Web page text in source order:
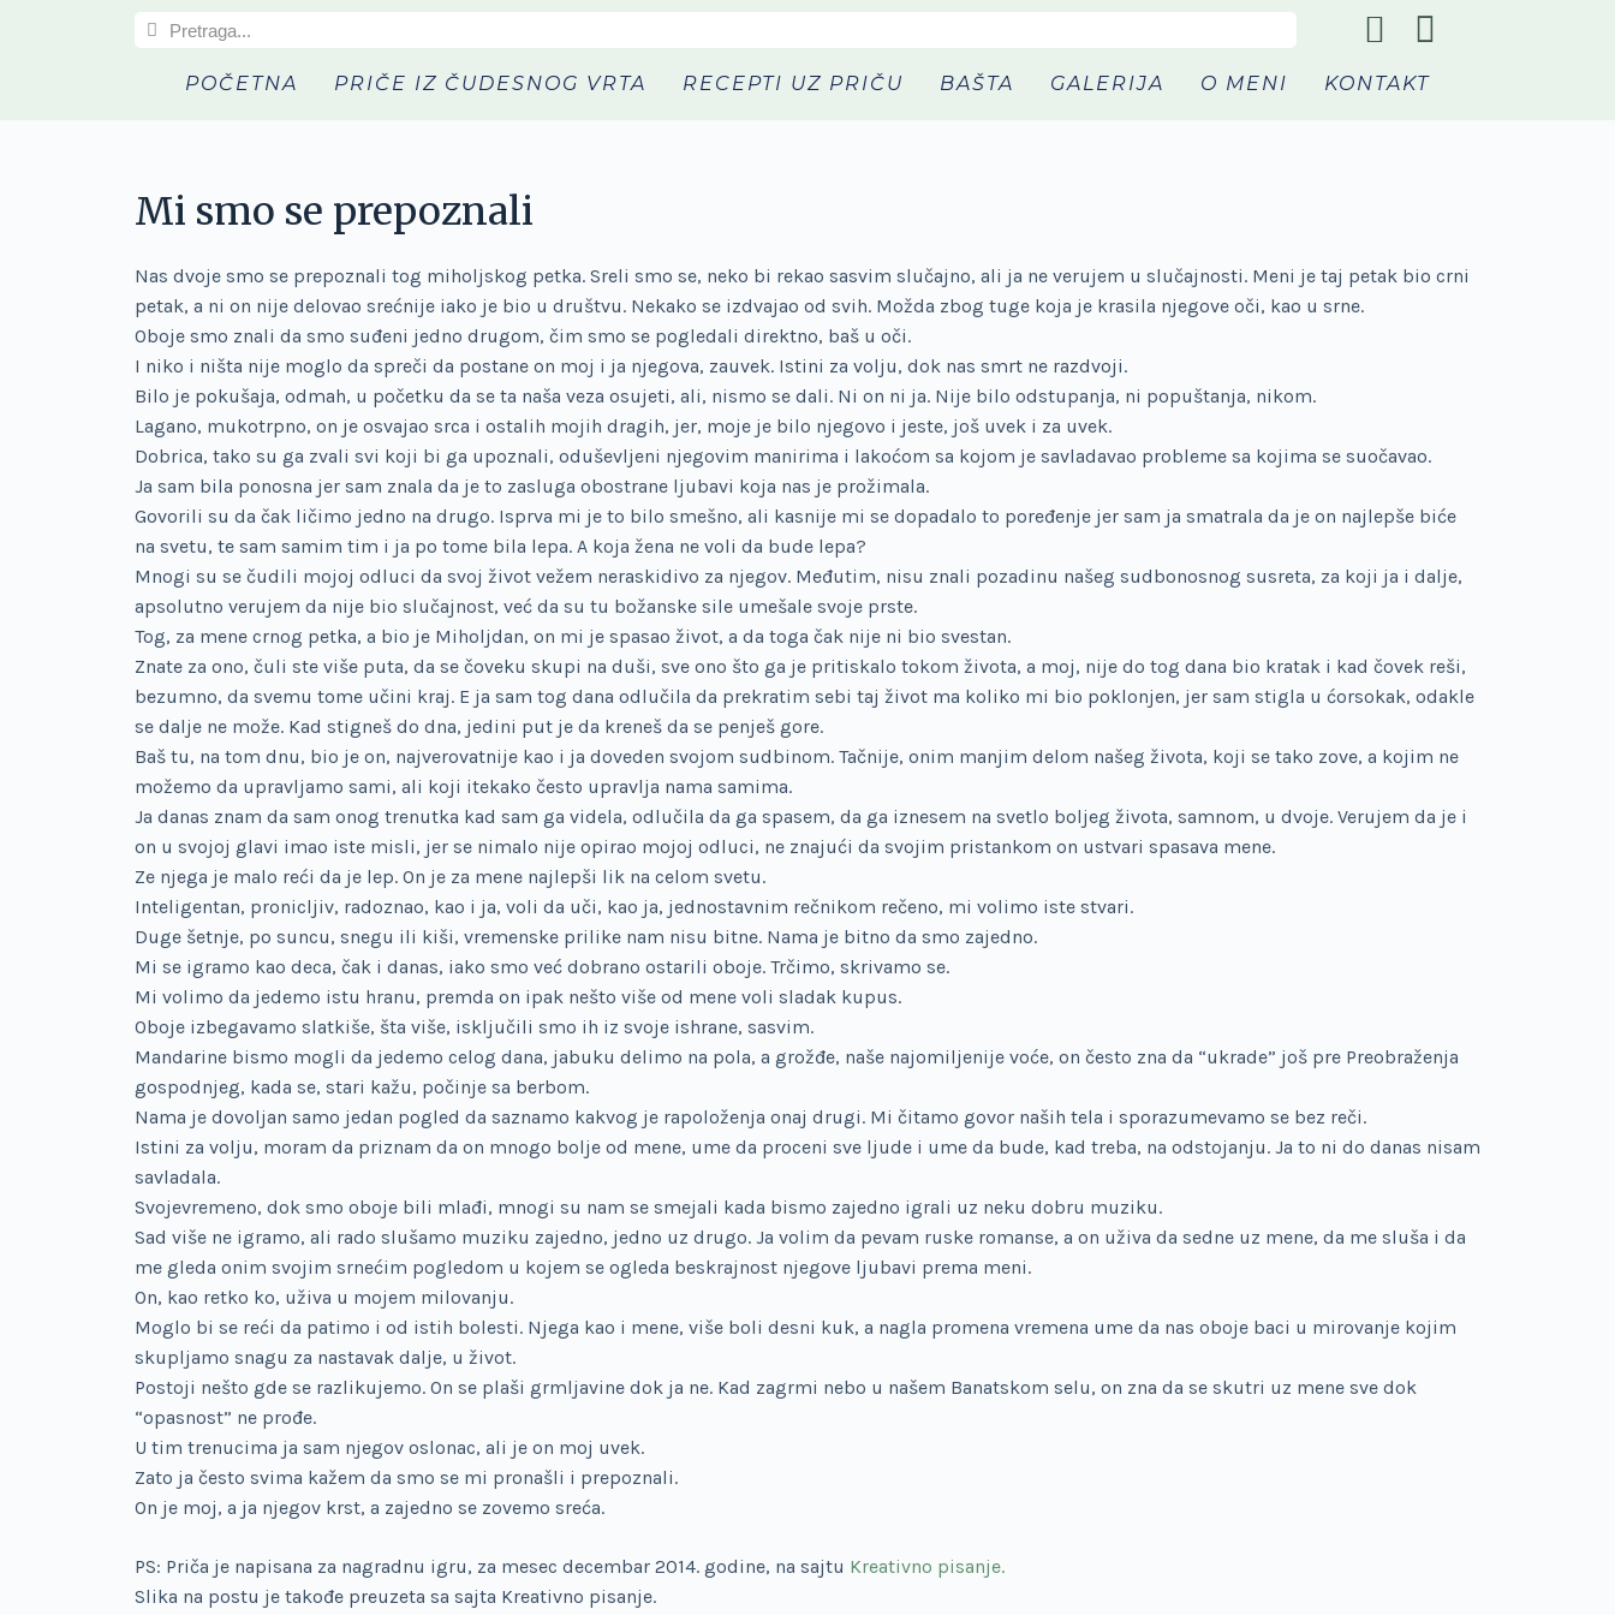
POČETNA PRIČE IZ ČUDESNOG VRTA RECEPTI UZ PRIČU BAŠTA GALERIJA O MENI KONTAKT
Mi smo se prepoznali
Nas dvoje smo se prepoznali tog miholjskog petka. Sreli smo se, neko bi rekao sasvim slučajno, ali ja ne verujem u slučajnosti. Meni je taj petak bio crni
petak, a ni on nije delovao srećnije iako je bio u društvu. Nekako se izdvajao od svih. Možda zbog tuge koja je krasila njegove oči, kao u srne.
Oboje smo znali da smo suđeni jedno drugom, čim smo se pogledali direktno, baš u oči.
I niko i ništa nije moglo da spreči da postane on moj i ja njegova, zauvek. Istini za volju, dok nas smrt ne razdvoji.
Bilo je pokušaja, odmah, u početku da se ta naša veza osujeti, ali, nismo se dali. Ni on ni ja. Nije bilo odstupanja, ni popuštanja, nikom.
Lagano, mukotrpno, on je osvajao srca i ostalih mojih dragih, jer, moje je bilo njegovo i jeste, još uvek i za uvek.
Dobrica, tako su ga zvali svi koji bi ga upoznali, oduševljeni njegovim manirima i lakoćom sa kojom je savladavao probleme sa kojima se suočavao.
Ja sam bila ponosna jer sam znala da je to zasluga obostrane ljubavi koja nas je prožimala.
Govorili su da čak ličimo jedno na drugo. Isprva mi je to bilo smešno, ali kasnije mi se dopadalo to poređenje jer sam ja smatrala da je on najlepše biće
na svetu, te sam samim tim i ja po tome bila lepa. A koja žena ne voli da bude lepa?
Mnogi su se čudili mojoj odluci da svoj život vežem neraskidivo za njegov. Međutim, nisu znali pozadinu našeg sudbonosnog susreta, za koji ja i dalje,
apsolutno verujem da nije bio slučajnost, već da su tu božanske sile umešale svoje prste.
Tog, za mene crnog petka, a bio je Miholjdan, on mi je spasao život, a da toga čak nije ni bio svestan.
Znate za ono, čuli ste više puta, da se čoveku skupi na duši, sve ono što ga je pritiskalo tokom života, a moj, nije do tog dana bio kratak i kad čovek reši,
bezumno, da svemu tome učini kraj. E ja sam tog dana odlučila da prekratim sebi taj život ma koliko mi bio poklonjen, jer sam stigla u ćorsokak, odakle
se dalje ne može. Kad stigneš do dna, jedini put je da kreneš da se penješ gore.
Baš tu, na tom dnu, bio je on, najverovatnije kao i ja doveden svojom sudbinom. Tačnije, onim manjim delom našeg života, koji se tako zove, a kojim ne
možemo da upravljamo sami, ali koji itekako često upravlja nama samima.
Ja danas znam da sam onog trenutka kad sam ga videla, odlučila da ga spasem, da ga iznesem na svetlo boljeg života, samnom, u dvoje. Verujem da je i
on u svojoj glavi imao iste misli, jer se nimalo nije opirao mojoj odluci, ne znajući da svojim pristankom on ustvari spasava mene.
Ze njega je malo reći da je lep. On je za mene najlepši lik na celom svetu.
Inteligentan, pronicljiv, radoznao, kao i ja, voli da uči, kao ja, jednostavnim rečnikom rečeno, mi volimo iste stvari.
Duge šetnje, po suncu, snegu ili kiši, vremenske prilike nam nisu bitne. Nama je bitno da smo zajedno.
Mi se igramo kao deca, čak i danas, iako smo već dobrano ostarili oboje. Trčimo, skrivamo se.
Mi volimo da jedemo istu hranu, premda on ipak nešto više od mene voli sladak kupus.
Oboje izbegavamo slatkiše, šta više, isključili smo ih iz svoje ishrane, sasvim.
Mandarine bismo mogli da jedemo celog dana, jabuku delimo na pola, a grožđe, naše najomiljenije voće, on često zna da “ukrade” još pre Preobraženja
gospodnjeg, kada se, stari kažu, počinje sa berbom.
Nama je dovoljan samo jedan pogled da saznamo kakvog je rapoloženja onaj drugi. Mi čitamo govor naših tela i sporazumevamo se bez reči.
Istini za volju, moram da priznam da on mnogo bolje od mene, ume da proceni sve ljude i ume da bude, kad treba, na odstojanju. Ja to ni do danas nisam
savladala.
Svojevremeno, dok smo oboje bili mlađi, mnogi su nam se smejali kada bismo zajedno igrali uz neku dobru muziku.
Sad više ne igramo, ali rado slušamo muziku zajedno, jedno uz drugo. Ja volim da pevam ruske romanse, a on uživa da sedne uz mene, da me sluša i da
me gleda onim svojim srnećim pogledom u kojem se ogleda beskrajnost njegove ljubavi prema meni.
On, kao retko ko, uživa u mojem milovanju.
Moglo bi se reći da patimo i od istih bolesti. Njega kao i mene, više boli desni kuk, a nagla promena vremena ume da nas oboje baci u mirovanje kojim
skupljamo snagu za nastavak dalje, u život.
Postoji nešto gde se razlikujemo. On se plaši grmljavine dok ja ne. Kad zagrmi nebo u našem Banatskom selu, on zna da se skutri uz mene sve dok
“opasnost” ne prođe.
U tim trenucima ja sam njegov oslonac, ali je on moj uvek.
Zato ja često svima kažem da smo se mi pronašli i prepoznali.
On je moj, a ja njegov krst, a zajedno se zovemo sreća.
PS: Priča je napisana za nagradnu igru, za mesec decembar 2014. godine, na sajtu Kreativno pisanje.
Slika na postu je takođe preuzeta sa sajta Kreativno pisanje.